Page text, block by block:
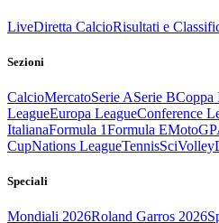
LiveDiretta CalcioRisultati e
Sezioni
CalcioMercatoSerie ASerie BCoppa
LeagueEuropa LeagueConference
ItalianaFormula 1Formula EMotoGP
CupNations LeagueTennisSciVolley
Speciali
Mondiali 2026Roland Garros 2026